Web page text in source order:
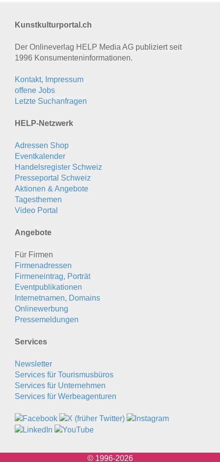
Kunstkulturportal.ch
Der Onlineverlag HELP Media AG publiziert seit
1996 Konsumenten­informationen.
Kontakt, Impressum
offene Jobs
Letzte Suchanfragen
HELP-Netzwerk
Adressen Shop
Eventkalender
Handelsregister Schweiz
Presseportal Schweiz
Aktionen & Angebote
Tagesthemen
Video Portal
Angebote
Für Firmen
Firmenadressen
Firmeneintrag, Porträt
Eventpublikationen
Internetnamen, Domains
Onlinewerbung
Pressemeldungen
Services
Newsletter
Services für Tourismusbüros
Services für Unternehmen
Services für Werbeagenturen
© 1996-2026